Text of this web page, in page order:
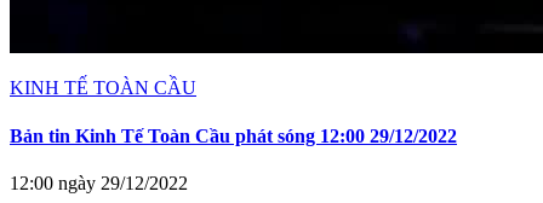
KINH TẾ TOÀN CẦU
Bản tin Kinh Tế Toàn Cầu phát sóng 12:00 29/12/2022
12:00 ngày 29/12/2022